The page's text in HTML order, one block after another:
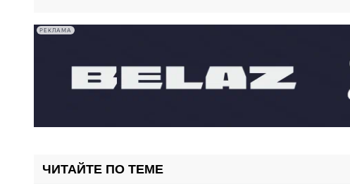
РЕКЛАМА
ЧИТАЙТЕ ПО ТЕМЕ